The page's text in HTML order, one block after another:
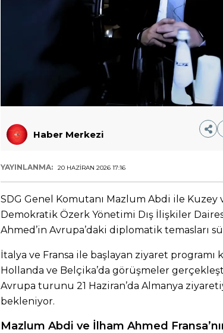
Haber Merkezi
YAYINLANMA: 20 HAZIRAN 2026 17:16
SDG Genel Komutanı Mazlum Abdi ile Kuzey
Demokratik Özerk Yönetimi Dış İlişkiler
Ahmed’in Avrupa’daki diplomatik temasları
İtalya ve Fransa ile başlayan ziyaret programı
Hollanda ve Belçika’da görüşmeler
Avrupa turunu 21 Haziran’da Almanya
bekleniyor.
Mazlum Abdi ve İlham Ahmed